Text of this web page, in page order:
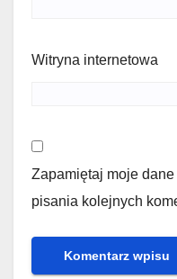
Witryna internetowa
Zapamiętaj moje
pisania kolejnych